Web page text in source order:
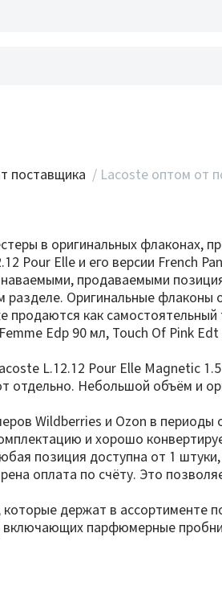
поставщика / Lacoste оптом от
в оригинальных флаконах,
Pour Elle и его версии French
продаваемыми
Оригинальные флаконы
продаются как
Edp 90 мл, Touch Of Pink
L.12.12 Pour Elle Magnetic
отдельно. Небольшой объём и
Wildberries и Ozon в
и хорошо
позиция доступна от 1
оплата по счёту. Это
держат в ассортименте
парфюмерные